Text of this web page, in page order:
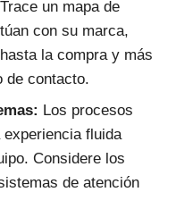
Trace un mapa de
con su marca,
la compra y más
de contacto.
Los procesos
fluida
Considere los
de atención